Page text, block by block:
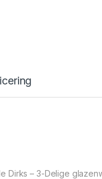
– 3-Delige